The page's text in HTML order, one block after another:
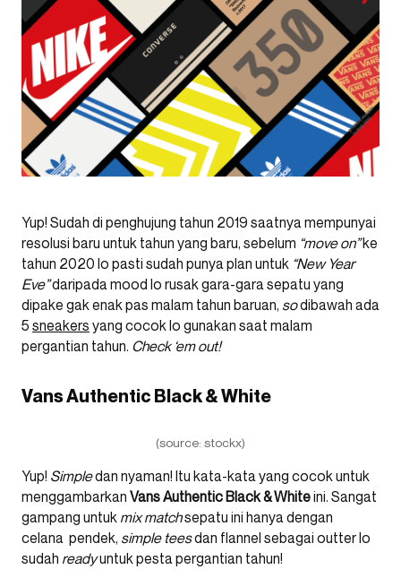
Yup! Sudah di penghujung tahun 2019 saatnya mempunyai
resolusi baru untuk tahun yang baru, sebelum “move on”ke
tahun 2020 lo pasti sudah punya plan untuk “New Year
Eve”daripada mood lo rusak gara-gara sepatu yang
dipake gak enak pas malam tahun baruan, sodibawah ada
5 sneakers yang cocok lo gunakan saat malam
pergantian tahun. Check ‘em out!
Vans Authentic Black & White
(source: stockx)
Yup! Simpledan nyaman! Itu kata-kata yang cocok untuk
menggambarkan Vans Authentic Black & Whiteini. Sangat
gampang untuk mix matchsepatu ini hanya dengan
celana pendek, simple teesdan flannel sebagai outter lo
sudah readyuntuk pesta pergantian tahun!